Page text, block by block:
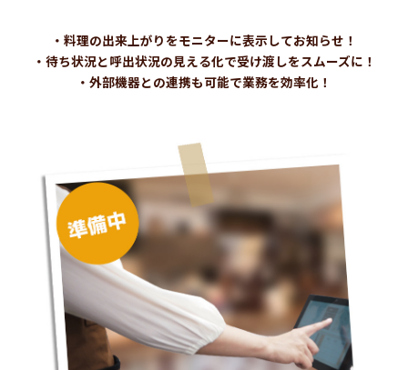
・料理の出来上がりをモニターに表示してお知らせ！
・待ち状況と呼出状況の見える化で受け渡しをスムーズに！
・外部機器との連携も可能で業務を効率化！